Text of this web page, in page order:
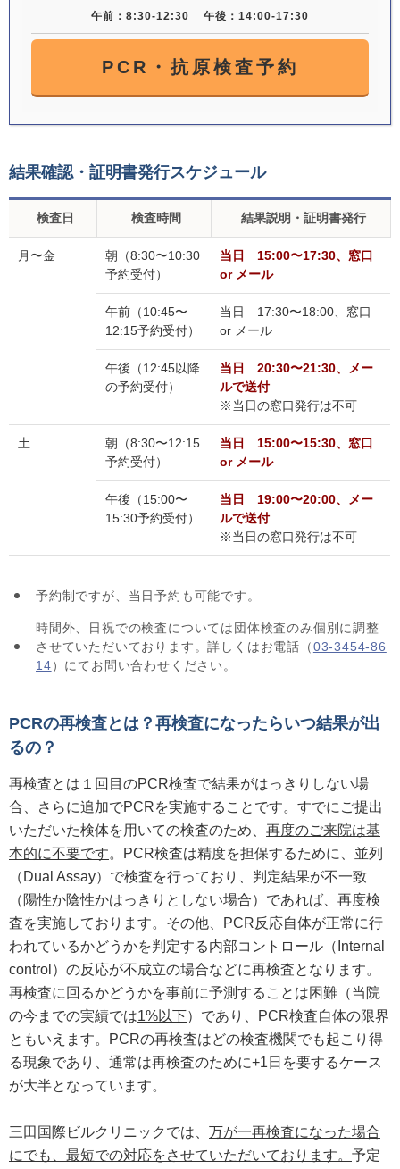
午前：8:30-12:30
午後：14:00-17:30
PCR・抗原検査予約
結果確認・証明書発行スケジュール
検査日 検査時間 結果説明・証明書発行
月〜金
朝（8:30〜10:30
予約受付）
当日 15:00〜17:30、窓口
or メール
午前（10:45〜
12:15予約受付）
当日 17:30〜18:00、窓口
or メール
午後（12:45以降
の予約受付）
当日 20:30〜21:30、メー
ルで送付
※当日の窓口発行は不可
土
朝（8:30〜12:15
予約受付）
当日 15:00〜15:30、窓口
or メール
午後（15:00〜
15:30予約受付）
当日 19:00〜20:00、メー
ルで送付
※当日の窓口発行は不可
予約制ですが、当日予約も可能です。
時間外、日祝での検査については団体検査のみ個別に調整
させていただいております。詳しくはお電話（03-3454-86
14）にてお問い合わせください。
PCRの再検査とは？再検査になったらいつ結果が出
るの？
再検査とは１回目のPCR検査で結果がはっきりしない場
合、さらに追加でPCRを実施することです。すでにご提出
いただいた検体を用いての検査のため、 再度のご来院は基
本的に不要です。PCR検査は精度を担保するために、並列
（Dual Assay）で検査を行っており、判定結果が不一致
（陽性か陰性かはっきりとしない場合）であれば、再度検
査を実施しております。その他、PCR反応自体が正常に行
われているかどうかを判定する内部コントロール（Internal
control）の反応が不成立の場合などに再検査となります。
再検査に回るかどうかを事前に予測することは困難（当院
の今までの実績では1%以下）であり、PCR検査自体の限界
ともいえます。PCRの再検査はどの検査機関でも起こり得
る現象であり、通常は再検査のために+1日を要するケース
が大半となっています。
三田国際ビルクリニックでは、 万が一再検査になった場合
にでも、最短での対応をさせていただいております。 予定